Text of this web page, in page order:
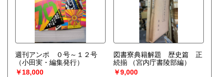
週刊アンポ ０号～１２号
（小田実・編集発行）
￥18,000
図書寮典籍解題 歴史篇 正
続揃
（宮内庁書陵部編）
￥9,000